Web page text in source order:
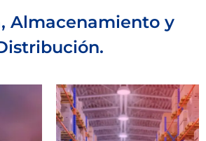
Líder en
Conoce Más »
Almacenamiento y